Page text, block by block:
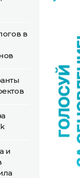
в
и